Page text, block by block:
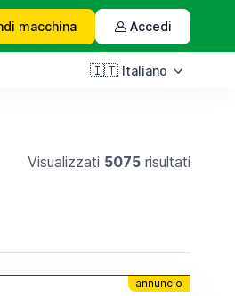
macchina Accedi
🇮🇹 Italiano
Visualizzati 5075 risultati
annuncio